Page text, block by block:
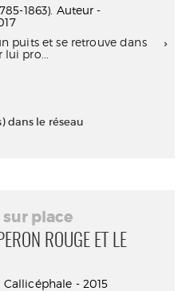
1863). Auteur -
puits et se retrouve dans
pro...
dans le réseau
place
ROUGE ET LE
Callicéphale - 2015